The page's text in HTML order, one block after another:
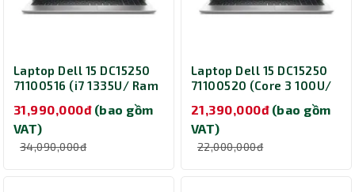
Laptop Dell 15 DC15250
71100516 (i7 1335U/ Ram
Windows 11 Home/
Office Home 2024/
Microsoft 365 Basic 1Y/
31,990,000đ (bao gồm
VAT)
34,090,000đ
Laptop Dell 15 DC15250
71100520 (Core 3 100U/
Windows 11 Home/
Office Home 2024/
Microsoft 365 Basic 1Y/
21,390,000đ (bao gồm
VAT)
22,000,000đ